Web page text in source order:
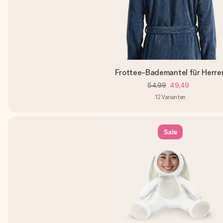
Frottee-Bademantel für
54,99 49,49
12Varianten
Sale